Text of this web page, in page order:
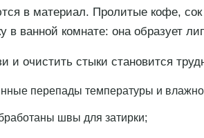
в материал. Пролитые кофе,
в ванной комнате: она образует
и очистить стыки становится
перепады температуры и
швы для затирки;